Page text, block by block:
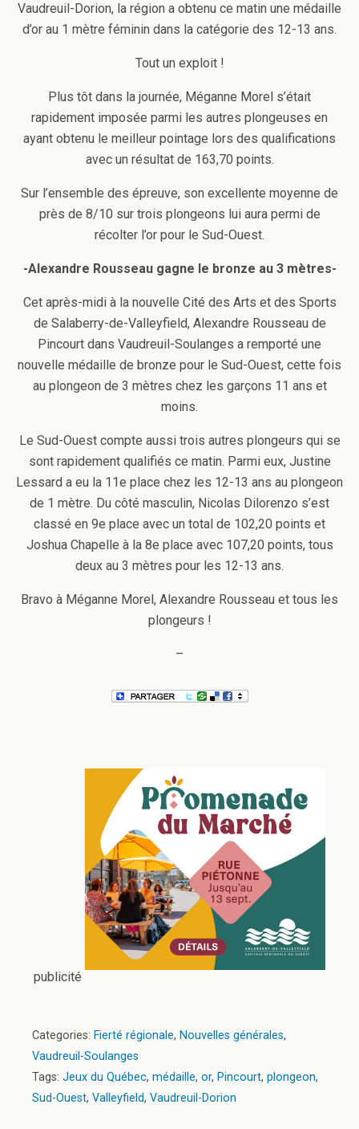
Vaudreuil-Dorion, la région a obtenu ce matin une médaille
d’or au 1 mètre féminin dans la catégorie des 12-13 ans.
Tout un exploit !
Plus tôt dans la journée, Méganne Morel s’était
rapidement imposée parmi les autres plongeuses en
ayant obtenu le meilleur pointage lors des qualifications
avec un résultat de 163,70 points.
Sur l’ensemble des épreuve, son excellente moyenne de
près de 8/10 sur trois plongeons lui aura permi de
récolter l’or pour le Sud-Ouest.
-Alexandre Rousseau gagne le bronze au 3 mètres-
Cet après-midi à la nouvelle Cité des Arts et des Sports
de Salaberry-de-Valleyfield, Alexandre Rousseau de
Pincourt dans Vaudreuil-Soulanges a remporté une
nouvelle médaille de bronze pour le Sud-Ouest, cette fois
au plongeon de 3 mètres chez les garçons 11 ans et
moins.
Le Sud-Ouest compte aussi trois autres plongeurs qui se
sont rapidement qualifiés ce matin. Parmi eux, Justine
Lessard a eu la 11e place chez les 12-13 ans au plongeon
de 1 mètre. Du côté masculin, Nicolas Dilorenzo s’est
classé en 9e place avec un total de 102,20 points et
Joshua Chapelle à la 8e place avec 107,20 points, tous
deux au 3 mètres pour les 12-13 ans.
Bravo à Méganne Morel, Alexandre Rousseau et tous les
plongeurs !
–
publicité
Categories: Fierté régionale, Nouvelles générales,
Vaudreuil-Soulanges
Tags: Jeux du Québec, médaille, or, Pincourt, plongeon,
Sud-Ouest, Valleyfield, Vaudreuil-Dorion